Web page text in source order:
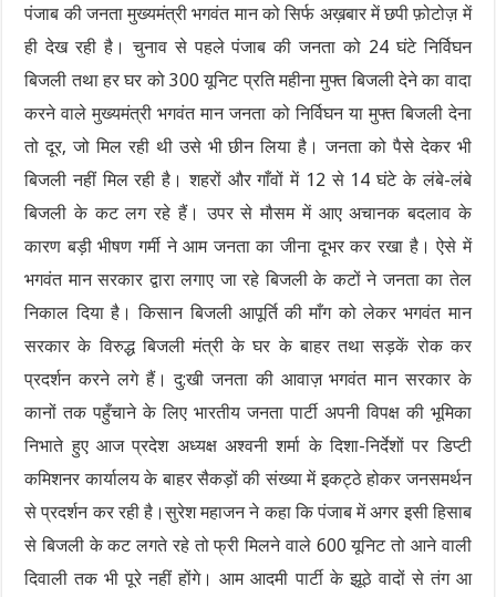
पंजाब की जनता मुख्यमंत्री भगवंत मान को सिर्फ अख़बार में छपी फ़ोटोज़ में
ही देख रही है। चुनाव से पहले पंजाब की जनता को 24 घंटे निर्विघन
बिजली तथा हर घर को 300 यूनिट प्रति महीना मुफ्त बिजली देने का वादा
करने वाले मुख्यमंत्री भगवंत मान जनता को निर्विघन या मुफ्त बिजली देना
तो दूर, जो मिल रही थी उसे भी छीन लिया है। जनता को पैसे देकर भी
बिजली नहीं मिल रही है। शहरों और गाँवों में 12 से 14 घंटे के लंबे-लंबे
बिजली के कट लग रहे हैं। उपर से मौसम में आए अचानक बदलाव के
कारण बड़ी भीषण गर्मी ने आम जनता का जीना दूभर कर रखा है। ऐसे में
भगवंत मान सरकार द्वारा लगाए जा रहे बिजली के कटों ने जनता का तेल
निकाल दिया है। किसान बिजली आपूर्ति की माँग को लेकर भगवंत मान
सरकार के विरुद्ध बिजली मंत्री के घर के बाहर तथा सड़कें रोक कर
प्रदर्शन करने लगे हैं। दु:खी जनता की आवाज़ भगवंत मान सरकार के
कानों तक पहुँचाने के लिए भारतीय जनता पार्टी अपनी विपक्ष की भूमिका
निभाते हुए आज प्रदेश अध्यक्ष अश्वनी शर्मा के दिशा-निर्देशों पर डिप्टी
कमिशनर कार्यालय के बाहर सैकड़ों की संख्या में इकट्ठे होकर जनसमर्थन
से प्रदर्शन कर रही है।सुरेश महाजन ने कहा कि पंजाब में अगर इसी हिसाब
से बिजली के कट लगते रहे तो फ्री मिलने वाले 600 यूनिट तो आने वाली
दिवाली तक भी पूरे नहीं होंगे। आम आदमी पार्टी के झूठे वादों से तंग आ